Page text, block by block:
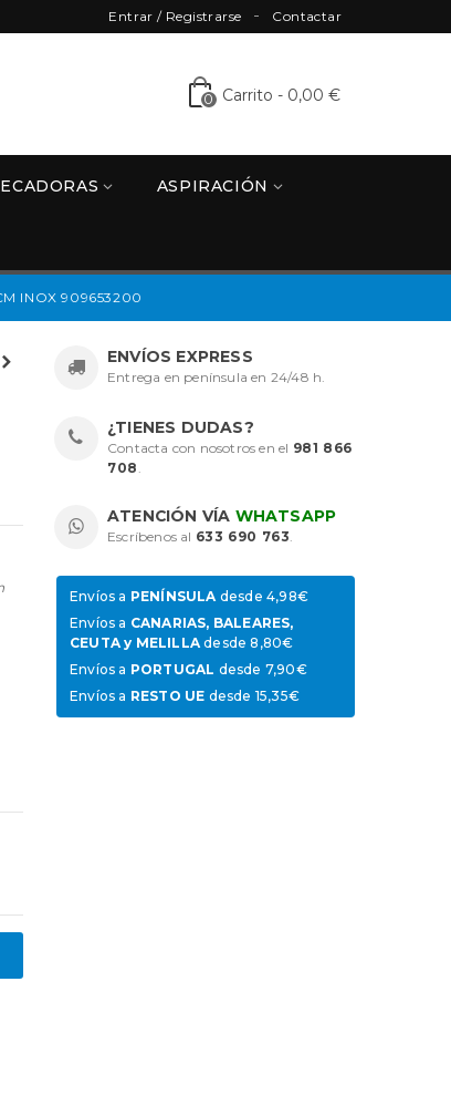
Contactar
Entrar / Registrarse
0 Carrito - 0,00 €
ASPIRACIÓN
INOX 909653200
ENVÍOS EXPRESS
Entrega en península en 24/48 h.
¿TIENES DUDAS?
Contacta con nosotros en el 981 866
708 .
ATENCIÓN VÍA WHATSAPP
Escríbenos al 633 690 763.
Envíos a PENÍNSULAdesde 4,98€
Envíos a CANARIAS, BALEARES,
CEUTA y MELILLAdesde 8,80€
Envíos a PORTUGAL desde 7,90€
Envíos a RESTO UE desde 15,35€